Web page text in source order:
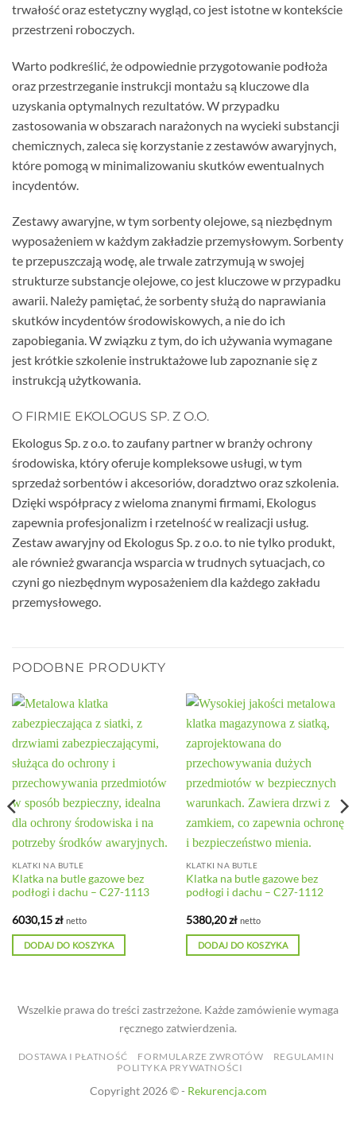
trwałość oraz estetyczny wygląd, co jest istotne w kontekście
przestrzeni roboczych.
Warto podkreślić, że odpowiednie przygotowanie podłoża
oraz przestrzeganie instrukcji montażu są kluczowe dla
uzyskania optymalnych rezultatów. W przypadku
zastosowania w obszarach narażonych na wycieki substancji
chemicznych, zaleca się korzystanie z zestawów awaryjnych,
które pomogą w minimalizowaniu skutków ewentualnych
incydentów.
Zestawy awaryjne, w tym sorbenty olejowe, są niezbędnym
wyposażeniem w każdym zakładzie przemysłowym. Sorbenty
te przepuszczają wodę, ale trwale zatrzymują w swojej
strukturze substancje olejowe, co jest kluczowe w przypadku
awarii. Należy pamiętać, że sorbenty służą do naprawiania
skutków incydentów środowiskowych, a nie do ich
zapobiegania. W związku z tym, do ich używania wymagane
jest krótkie szkolenie instruktażowe lub zapoznanie się z
instrukcją użytkowania.
O FIRMIE EKOLOGUS SP. Z O.O.
Ekologus Sp. z o.o. to zaufany partner w branży ochrony
środowiska, który oferuje kompleksowe usługi, w tym
sprzedaż sorbentów i akcesoriów, doradztwo oraz szkolenia.
Dzięki współpracy z wieloma znanymi firmami, Ekologus
zapewnia profesjonalizm i rzetelność w realizacji usług.
Zestaw awaryjny od Ekologus Sp. z o.o. to nie tylko produkt,
ale również gwarancja wsparcia w trudnych sytuacjach, co
czyni go niezbędnym wyposażeniem dla każdego zakładu
przemysłowego.
PODOBNE PRODUKTY
KLATKI NA BUTLE
Klatka na butle gazowe bez
podłogi i dachu – C27-1113
6030,15zł netto
DODAJ DO KOSZYKA
KLATKI NA BUTLE
Klatka na butle gazowe bez
podłogi i dachu – C27-1112
5380,20zł netto
DODAJ DO KOSZYKA
Wszelkie prawa do treści zastrzeżone. Każde zamówienie wymaga
ręcznego zatwierdzenia.
DOSTAWA I PŁATNOŚĆ FORMULARZE ZWROTÓW
REGULAMIN
POLITYKA PRYWATNOŚCI
Copyright 2026 © - Rekurencja.com